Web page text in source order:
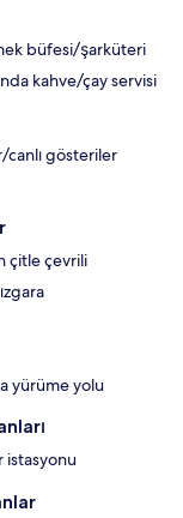
büfesi/şarküteri
kahve/çay servisi
canlı gösteriler
çitle çevrili
yürüme yolu
istasyonu